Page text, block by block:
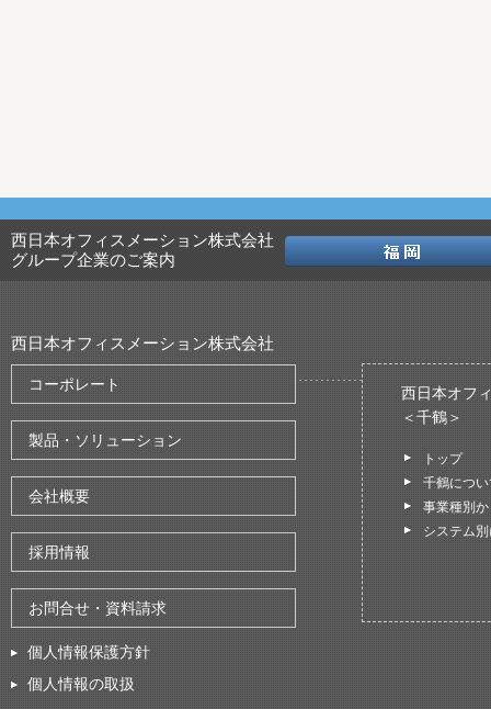
西日本オフィスメーション株式会社
グループ企業のご案内
西日本オフィスメーション株式会社
コーポレート
製品・ソリューション
会社概要
採用情報
お問合せ・資料請求
個人情報保護方針
個人情報の取扱
西日本オフ
＜千鶴＞
トップ
千鶴につ
事業種別
システム